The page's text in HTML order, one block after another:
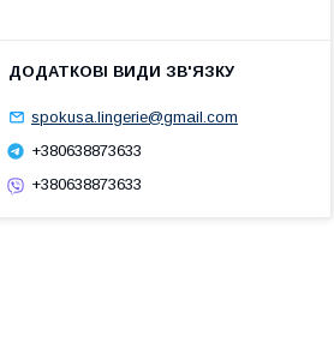
spokusa.lingerie@gmail.com
+380638873633
+380638873633